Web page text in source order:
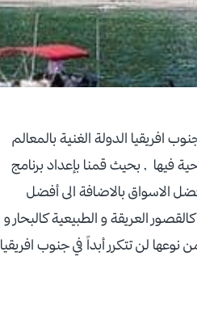
الدولة الغنية بالمعالم
فيها , بحيث قمنا بإعداد برنامج
افضل الاسواق بالاضافة الى أفضل
العريقة و الطبيعية كالبحار و
لن تتكرر أبداً في جنوب افريقيا